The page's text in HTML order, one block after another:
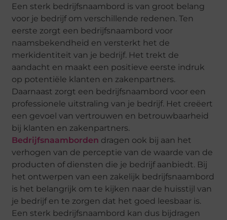
Een sterk bedrijfsnaambord is van groot belang
voor je bedrijf om verschillende redenen. Ten
eerste zorgt een bedrijfsnaambord voor
naamsbekendheid en versterkt het de
merkidentiteit van je bedrijf. Het trekt de
aandacht en maakt een positieve eerste indruk
op potentiële klanten en zakenpartners.
Daarnaast zorgt een bedrijfsnaambord voor een
professionele uitstraling van je bedrijf. Het creëert
een gevoel van vertrouwen en betrouwbaarheid
bij klanten en zakenpartners.
Bedrijfsnaamborden dragen ook bij aan het
verhogen van de perceptie van de waarde van de
producten of diensten die je bedrijf aanbiedt. Bij
het ontwerpen van een zakelijk bedrijfsnaambord
is het belangrijk om te kijken naar de huisstijl van
je bedrijf en te zorgen dat het goed leesbaar is.
Een sterk bedrijfsnaambord kan dus bijdragen